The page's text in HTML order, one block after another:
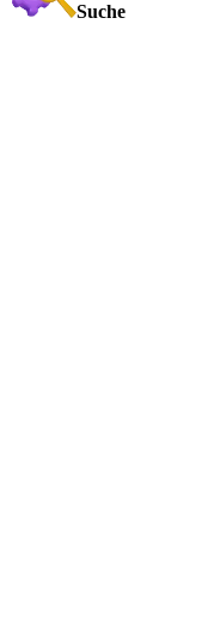
Suche